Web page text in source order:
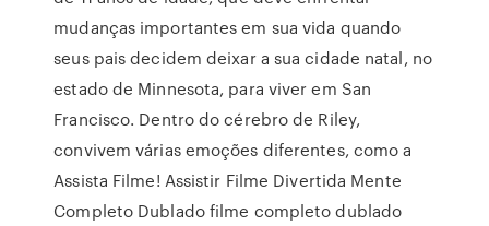
mudanças importantes em sua vida quando
seus pais decidem deixar a sua cidade natal, no
estado de Minnesota, para viver em San
Francisco. Dentro do cérebro de Riley,
convivem várias emoções diferentes, como a
Assista Filme! Assistir Filme Divertida Mente
Completo Dublado filme completo dublado